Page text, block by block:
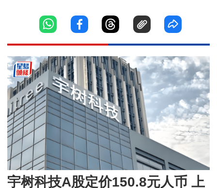
宇树科技A股定价150.8元人币 上